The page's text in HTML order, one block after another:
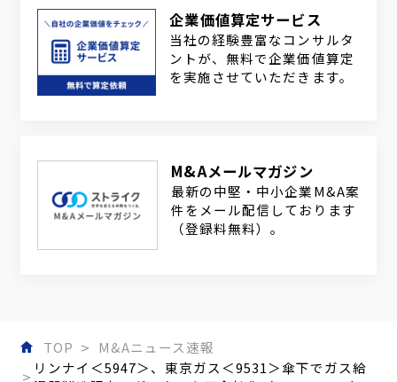
企業価値算定サービス
当社の経験豊富なコンサルタ
ントが、無料で企業価値算定
を実施させていただきます。
M&Aメールマガジン
最新の中堅・中小企業M&A案
件をメール配信しております
（登録料無料）。
TOP
M&Aニュース速報
リンナイ＜5947＞、東京ガス＜9531＞傘下でガス給